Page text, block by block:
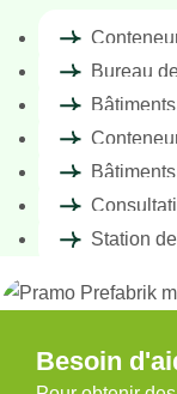
Bureau
Station
Besoin